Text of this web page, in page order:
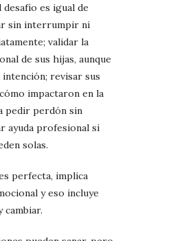
desafío es igual de
sin interrumpir ni
validar la
de sus hijas, aunque
revisar sus
impactaron en la
pedir perdón sin
ayuda profesional si
solas.
perfecta, implica
y eso incluye
cambiar.